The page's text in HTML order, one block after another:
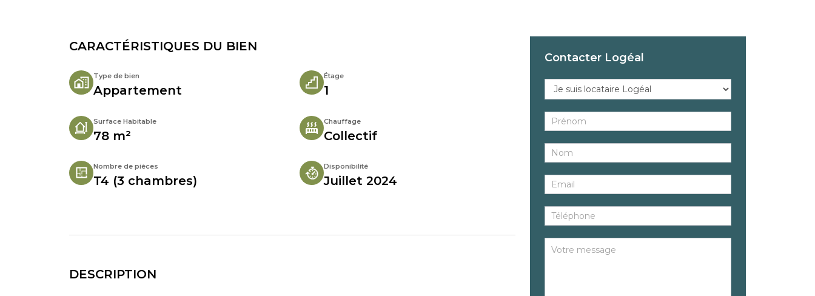
CARACTÉRISTIQUES DU BIEN
Type de bien
Appartement
Étage
1
Surface Habitable
78 m²
Chauffage
Collectif
Nombre de pièces
T4 (3 chambres)
Disponibilité
Juillet 2024
DESCRIPTION
Contacter Logéal
Réponse
au
bien